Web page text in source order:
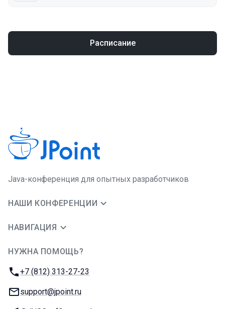
Расписание
Java-конференция для опытных разработчиков
НАШИ КОНФЕРЕНЦИИ
НАВИГАЦИЯ
НУЖНА ПОМОЩЬ?
Телефон:
+7 (812) 313-27-23
E-mail:
support@jpoint.ru